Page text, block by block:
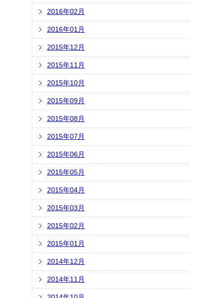
2016年02月
2016年01月
2015年12月
2015年11月
2015年10月
2015年09月
2015年08月
2015年07月
2015年06月
2015年05月
2015年04月
2015年03月
2015年02月
2015年01月
2014年12月
2014年11月